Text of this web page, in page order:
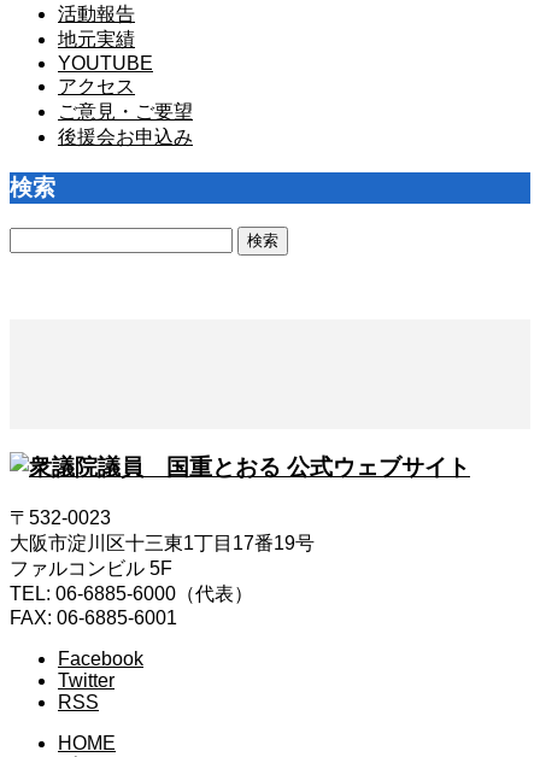
活動報告
地元実績
YOUTUBE
アクセス
ご意見・ご要望
後援会お申込み
検索
〒532-0023
大阪市淀川区十三東1丁目17番19号
ファルコンビル 5F
TEL: 06-6885-6000（代表）
FAX: 06-6885-6001
Facebook
Twitter
RSS
HOME